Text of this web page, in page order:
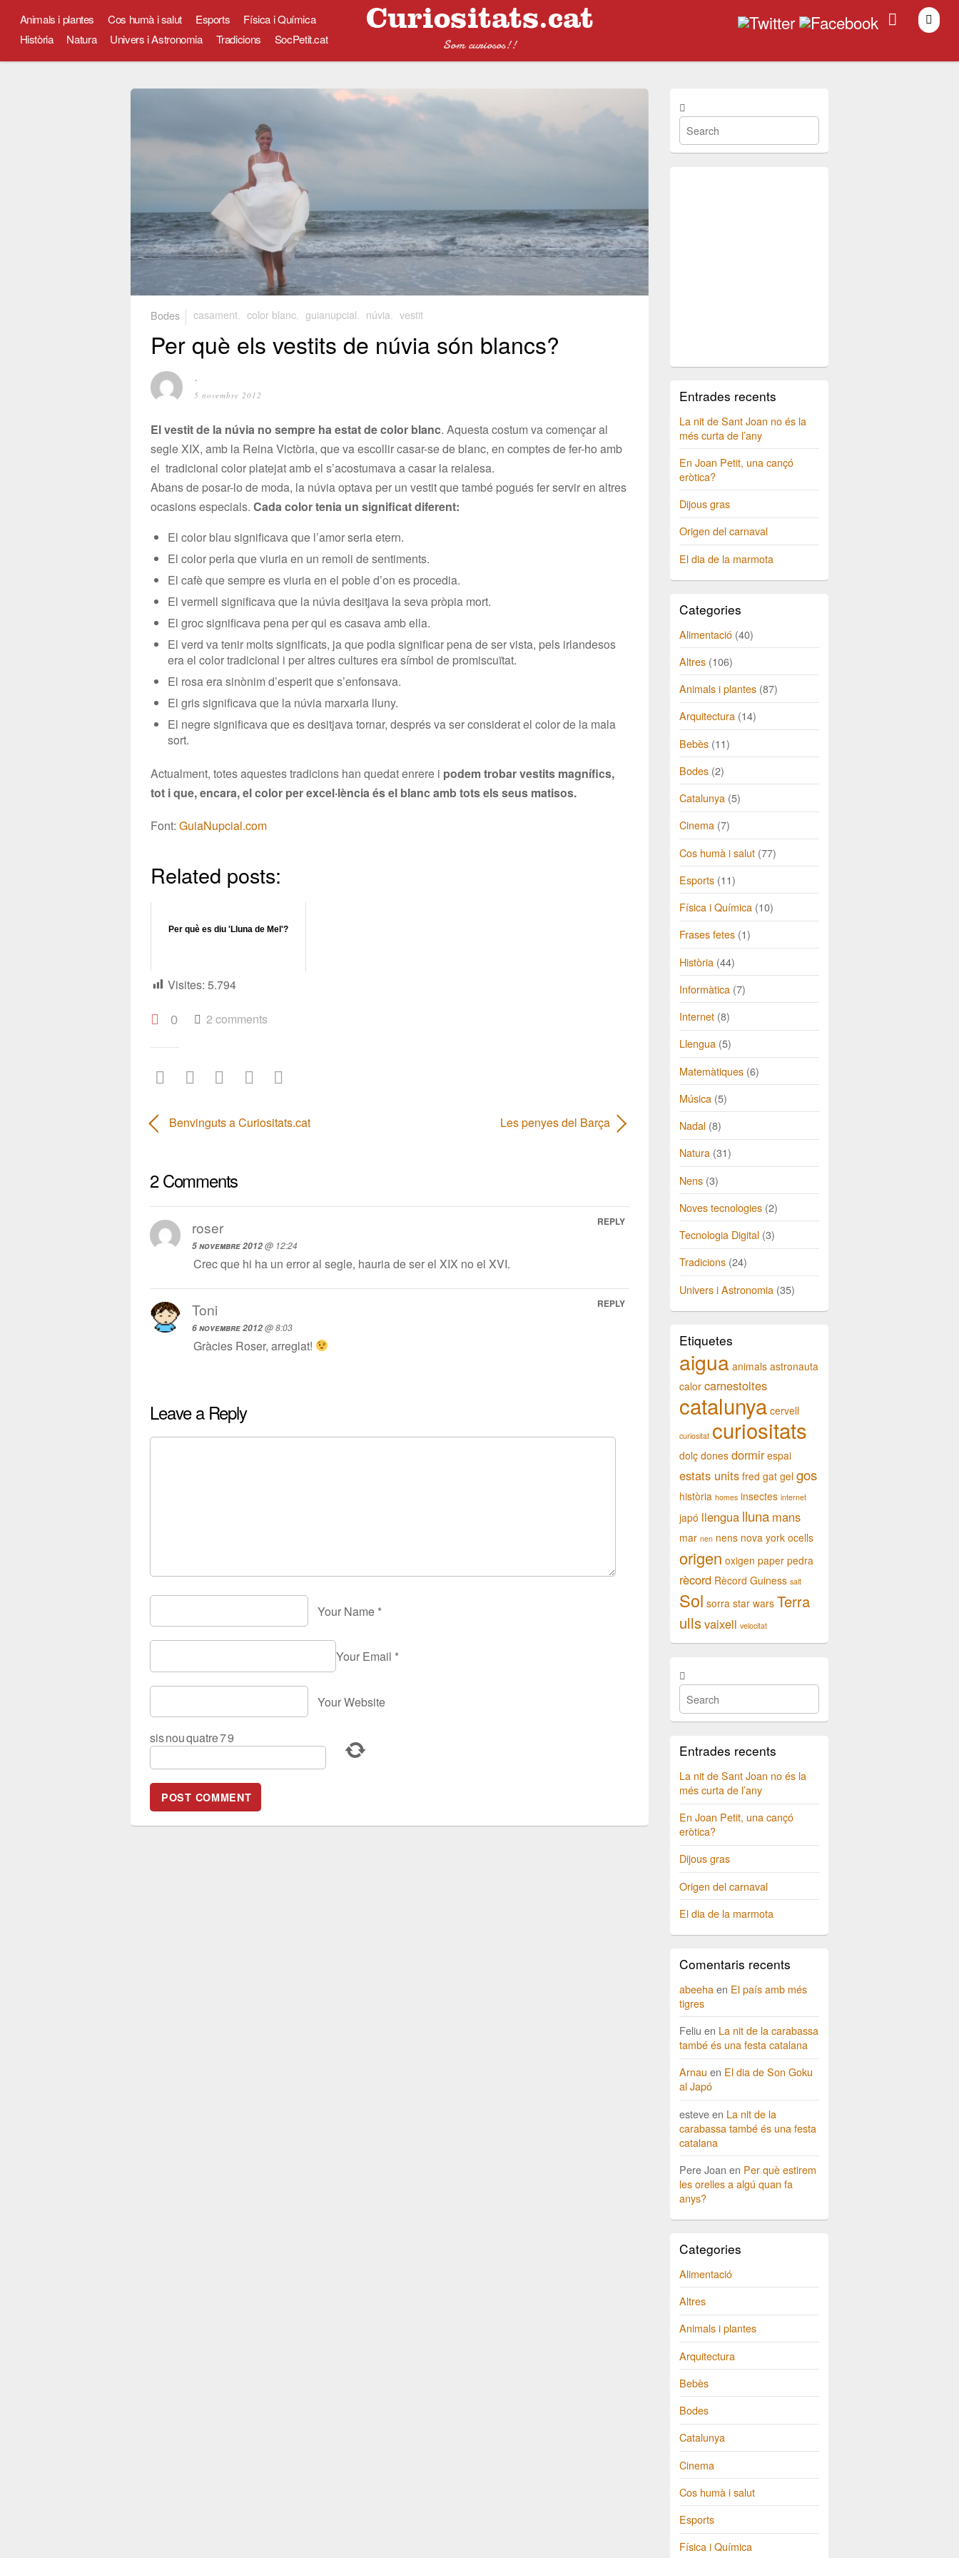
Som curiosos!!
Animals i plantes Cos humà i salut Esports
Física i Química
Història
Natura Univers i Astronomia Tradicions SocPetit.cat
Bodes casament, color blanc, guianupcial, núvia, vestit
Per què els vestits de núvia són blancs?
⋅
5 novembre 2012
El vestit de la núvia no sempre ha estat de color blanc. Aquesta costum va començar al
segle XIX, amb la Reina Victòria, que va escollir casar-se de blanc, en comptes de fer-ho amb
el tradicional color platejat amb el s’acostumava a casar la reialesa.
Abans de posar-lo de moda, la núvia optava per un vestit que també pogués fer servir en altres
ocasions especials. Cada color tenia un significat diferent:
El color blau significava que l’amor seria etern.
El color perla que viuria en un remoli de sentiments.
El cafè que sempre es viuria en el poble d’on es procedia.
El vermell significava que la núvia desitjava la seva pròpia mort.
El groc significava pena per qui es casava amb ella.
El verd va tenir molts significats, ja que podia significar pena de ser vista, pels irlandesos
era el color tradicional i per altres cultures era símbol de promiscuïtat.
El rosa era sinònim d’esperit que s’enfonsava.
El gris significava que la núvia marxaria lluny.
El negre significava que es desitjava tornar, després va ser considerat el color de la mala
sort.
Actualment, totes aquestes tradicions han quedat enrere i podem trobar vestits magnífics,
tot i que, encara, el color per excel·lència és el blanc amb tots els seus matisos.
Font: GuiaNupcial.com
Related posts:
Per què es diu 'Lluna de Mel'?
Visites: 5.794
0 2 comments
Benvinguts a Curiositats.cat Les penyes del Barça
2 Comments
roser
5 novembre 2012@ 12:24
Crec que hi ha un error al segle, hauria de ser el XIX no el XVI.
REPLY
Toni
6 novembre 2012@ 8:03
Gràcies Roser, arreglat!
REPLY
Leave a Reply
Your Name *
Your Email *
Your Website
sisnouquatre79
Entrades recents
La nit de Sant Joan no és la
més curta de l’any
En Joan Petit, una cançó
eròtica?
Dijous gras
Origen del carnaval
El dia de la marmota
Categories
Alimentació(40)
Altres(106)
Animals i plantes(87)
Arquitectura(14)
Bebès(11)
Bodes(2)
Catalunya(5)
Cinema(7)
Cos humà i salut(77)
Esports(11)
Física i Química(10)
Frases fetes(1)
Història(44)
Informàtica(7)
Internet(8)
Llengua(5)
Matemàtiques(6)
Música(5)
Nadal(8)
Natura(31)
Nens(3)
Noves tecnologies(2)
Tecnologia Digital(3)
Tradicions(24)
Univers i Astronomia(35)
Etiquetes
aigua animals astronauta
calor carnestoltes
catalunya cervell
curiositat curiositats
dolç dones dormir espai
estats units fred gat gel gos
història homes insectes internet
japó llengua lluna mans
mar nen nens nova york ocells
origen oxigen paper pedra
rècord Rècord Guiness salt
Sol sorra star wars Terra
ullsvaixell velocitat
Entrades recents
La nit de Sant Joan no és la
més curta de l’any
En Joan Petit, una cançó
eròtica?
Dijous gras
Origen del carnaval
El dia de la marmota
Comentaris recents
abeehaen El país amb més
tigres
Feliu en La nit de la carabassa
també és una festa catalana
Arnau en El dia de Son Goku
al Japó
esteveen La nit de la
carabassa també és una festa
catalana
Pere Joan en Per què estirem
les orelles a algú quan fa
anys?
Categories
Alimentació
Altres
Animals i plantes
Arquitectura
Bebès
Bodes
Catalunya
Cinema
Cos humà i salut
Esports
Física i Química